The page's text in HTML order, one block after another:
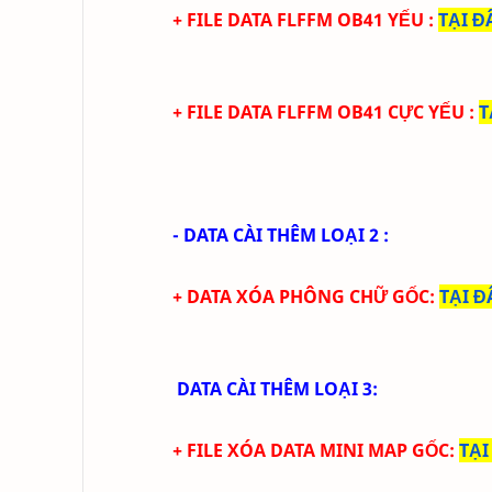
+ FILE DATA FLFFM OB41 YẾU : TẠI
+ FILE DATA FLFFM OB41 CỰCYẾU :
- DATA CÀI THÊM LOẠI 2 :
+ DATA XÓA PHÔNG CHỮ GỐC: TẠI
DATA CÀI THÊM LOẠI 3:
+ FILE XÓA DATA MINI MAP GỐC: